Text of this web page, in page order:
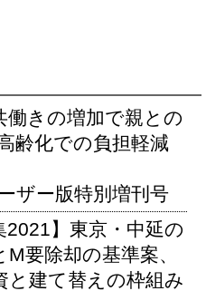
働きの増加で親との
齢化での負担軽減
ザー版特別増刊号
2021】東京・中延の
要除却の基準案、
と建て替えの枠組み